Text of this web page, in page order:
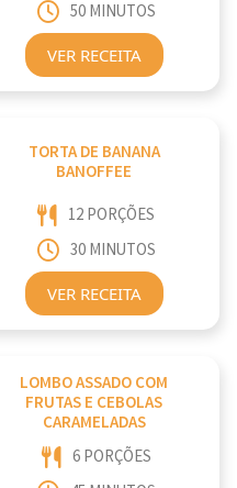
50 MINUTOS
VER RECEITA
TORTA DE BANANA
BANOFFEE
12 PORÇÕES
30 MINUTOS
VER RECEITA
LOMBO ASSADO COM
FRUTAS E CEBOLAS
CARAMELADAS
6 PORÇÕES